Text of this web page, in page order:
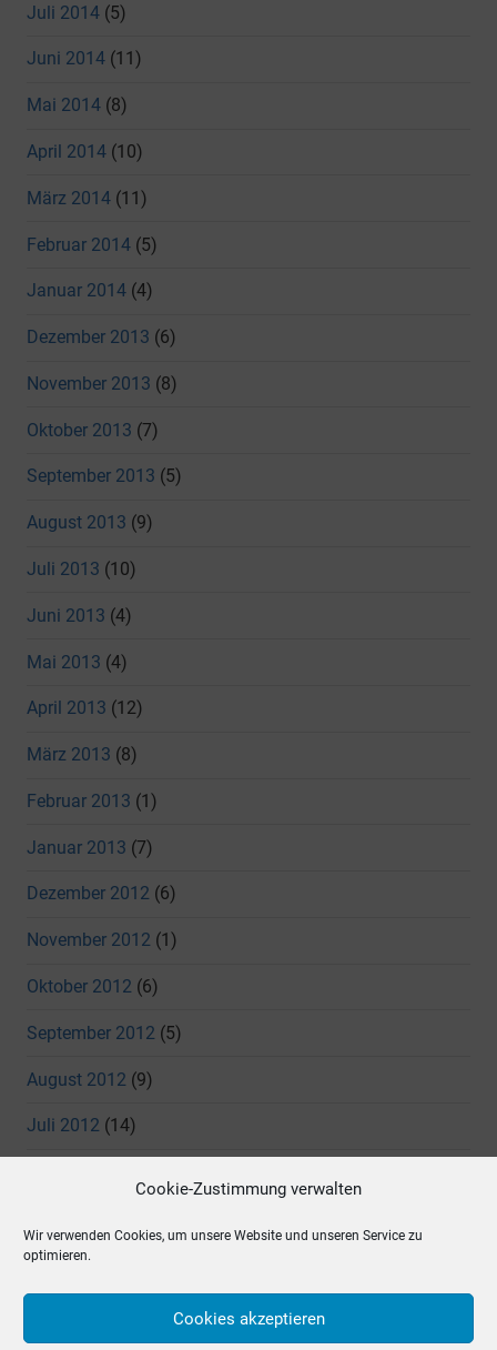
Cookie-Zustimmung verwalten
Wir verwenden Cookies, um unsere Website und unseren Service zu
optimieren.
Cookies akzeptieren
Juli 2014 (5)
Juni 2014 (11)
Mai 2014 (8)
April 2014 (10)
März 2014 (11)
Februar 2014 (5)
Januar 2014 (4)
Dezember 2013 (6)
November 2013 (8)
Oktober 2013 (7)
September 2013 (5)
August 2013 (9)
Juli 2013 (10)
Juni 2013 (4)
Mai 2013 (4)
April 2013 (12)
März 2013 (8)
Februar 2013 (1)
Januar 2013 (7)
Dezember 2012 (6)
November 2012 (1)
Oktober 2012 (6)
September 2012 (5)
August 2012 (9)
Juli 2012 (14)
April 2012